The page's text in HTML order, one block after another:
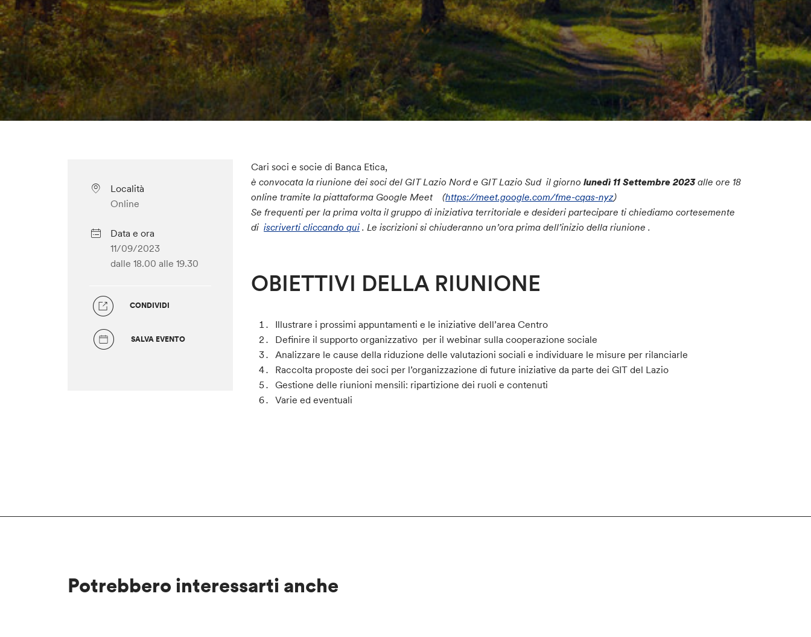
Località
Online
Data e ora
11/09/2023
dalle 18.00 alle 19.30
CONDIVIDI
SALVA EVENTO
Cari soci e socie di Banca Etica,
è convocata la riunione dei soci del GIT Lazio Nord e GIT Lazio Sud il giornolunedì 11 Settembre 2023alle ore 18
online tramite la piattaforma Google Meet (https://meet.google.com/fme-cqas-nyz)
Se frequenti per la prima volta il gruppo di iniziativa territoriale e desideri partecipare ti chiediamo cortesemente
diiscriverti cliccando qui . Le iscrizioni si chiuderanno un’ora prima dell’inizio della riunione .
OBIETTIVI DELLA RIUNIONE
Illustrare i prossimi appuntamenti e le iniziative dell’area Centro
Definire il supporto organizzativo per il webinar sulla cooperazione sociale
Analizzare le cause della riduzione delle valutazioni sociali e individuare le misure per rilanciarle
Raccolta proposte dei soci per l’organizzazione di future iniziative da parte dei GIT del Lazio
Gestione delle riunioni mensili: ripartizione dei ruoli e contenuti
Varie ed eventuali
Potrebbero interessarti anche